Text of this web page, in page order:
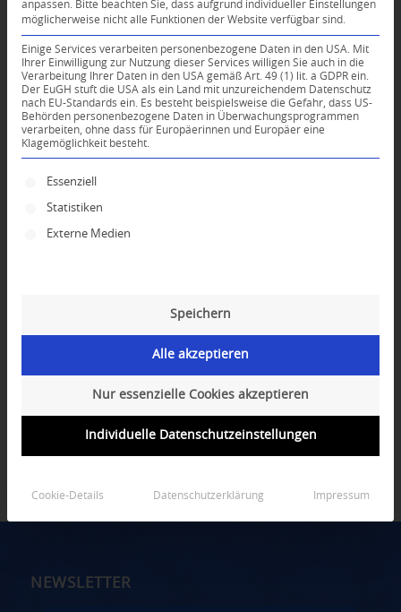
Dein Kommentar
An Diskussion beteiligen?
Hinterlassen Sie uns Ihren Kommentar!
Name*
E-Mail-Adresse*
NEWSLETTER
anpassen.
Bitte beachten Sie, dass aufgrund individueller Einstellungen
möglicherweise nicht alle Funktionen der Website verfügbar sind.
Einige Services verarbeiten personenbezogene Daten in den USA. Mit
Ihrer Einwilligung zur Nutzung dieser Services willigen Sie auch in die
Verarbeitung Ihrer Daten in den USA gemäß Art. 49 (1) lit. a GDPR ein.
Der EuGH stuft die USA als ein Land mit unzureichendem Datenschutz
nach EU-Standards ein. Es besteht beispielsweise die Gefahr, dass US-
Behörden personenbezogene Daten in Überwachungsprogrammen
verarbeiten, ohne dass für Europäerinnen und Europäer eine
Klagemöglichkeit besteht.
Es folgt eine Liste der Service-Gruppen, für die
Essenziell
Statistiken
Externe Medien
Speichern
Alle akzeptieren
Nur essenzielle Cookies akzeptieren
Individuelle Datenschutzeinstellungen
Cookie-Details Datenschutzerklärung Impressum